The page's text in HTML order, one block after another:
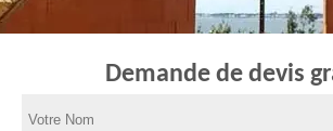
Demande de devis